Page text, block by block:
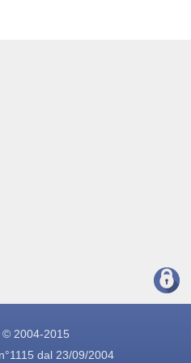
© 2004-2015
dal 23/09/2004